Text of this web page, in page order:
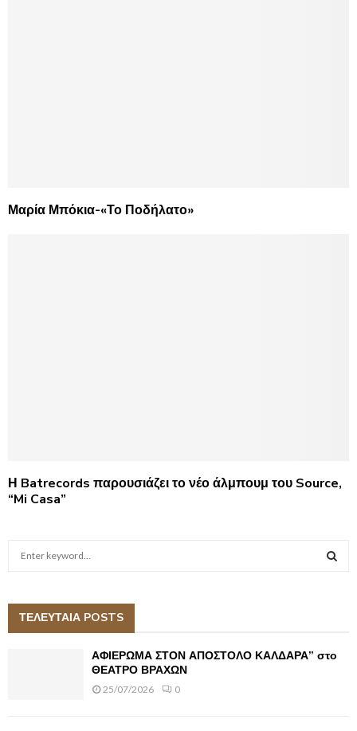
Μαρία Μπόκια-«Το Ποδήλατο»
Η Batrecords παρουσιάζει το νέο άλμπουμ του Source,
“Mi Casa”
h
A
ΤΕΛΕΥΤΑΙΑ POSTS
ΑΦΙΕΡΩΜΑ ΣΤΟΝ ΑΠΟΣΤΟΛΟ ΚΑΛΔΑΡΑ” στο
ΘΕΑΤΡΟ ΒΡΑΧΩΝ
25/07/2026 0